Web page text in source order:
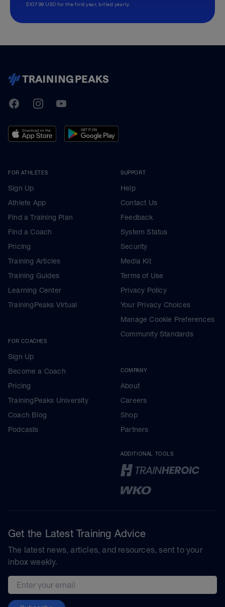
$107.99 USD for the first year, billed yearly.
TrainingPeaks
FacebookInstagramYoutube
FOR ATHLETES
Sign Up
Athlete App
Find a Training Plan
Find a Coach
Pricing
Training Articles
Training Guides
Learning Center
TrainingPeaks Virtual
FOR COACHES
Sign Up
Become a Coach
Pricing
TrainingPeaks University
Coach Blog
Podcasts
SUPPORT
Help
Contact Us
Feedback
System Status
Security
Media Kit
Terms of Use
Privacy Policy
Your Privacy Choices
Manage Cookie Preferences
Community Standards
COMPANY
About
Careers
Shop
Partners
ADDITIONAL TOOLS
Get the Latest Training Advice
The latest news, articles, and resources, sent to your
inbox weekly.
Email address